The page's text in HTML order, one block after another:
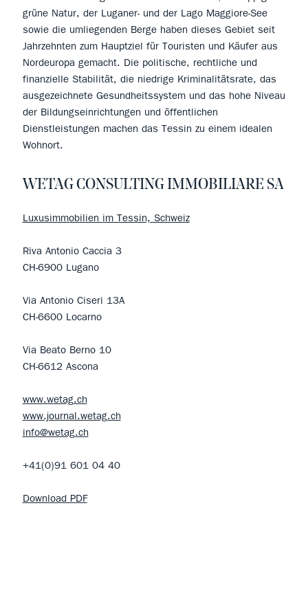
grüne Natur, der Luganer- und der Lago Maggiore-See
sowie die umliegenden Berge haben dieses Gebiet seit
Jahrzehnten zum Hauptziel für Touristen und Käufer aus
Nordeuropa gemacht. Die politische, rechtliche und
finanzielle Stabilität, die niedrige Kriminalitätsrate, das
ausgezeichnete Gesundheitssystem und das hohe Niveau
der Bildungseinrichtungen und öffentlichen
Dienstleistungen machen das Tessin zu einem idealen
Wohnort.
WETAG CONSULTING IMMOBILIARE SA
Luxusimmobilien im Tessin, Schweiz
Riva Antonio Caccia 3
CH-6900 Lugano
Via Antonio Ciseri 13A
CH-6600 Locarno
Via Beato Berno 10
CH-6612 Ascona
www.wetag.ch
www.journal.wetag.ch
info@wetag.ch
+41(0)91 601 04 40
Download PDF